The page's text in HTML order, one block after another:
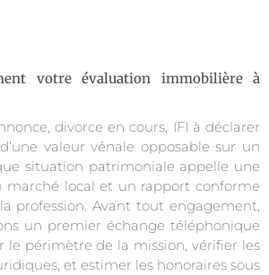
votre évaluation immobilière à
divorce en cours, IFI à déclarer
valeur vénale opposable sur un
situation patrimoniale appelle une
marché local et un rapport conforme
profession. Avant tout engagement,
un premier échange téléphonique
le périmètre de la mission, vérifier les
et estimer les honoraires sous